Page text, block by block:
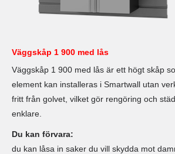
Väggskåp 1 900 med lås
Väggskåp 1 900 med lås är ett högt skåp
element kan installeras i Smartwall utan
fritt från golvet, vilket gör rengöring och
enklare.
Du kan förvara:
du kan låsa in saker du vill skydda mot